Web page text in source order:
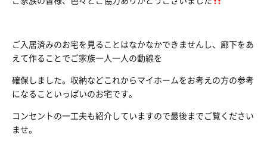
ご入居済みのお宅を見ることはなかなかできませんし、廊下をあ
えて作ることでご家族一人一人の動線を
確保しました。収納などこれからマイホームをお考えの方の参考
になることいっぱいのお宅です。
コンセントの一工夫も紹介していますので最後までご覧ください
ませ。